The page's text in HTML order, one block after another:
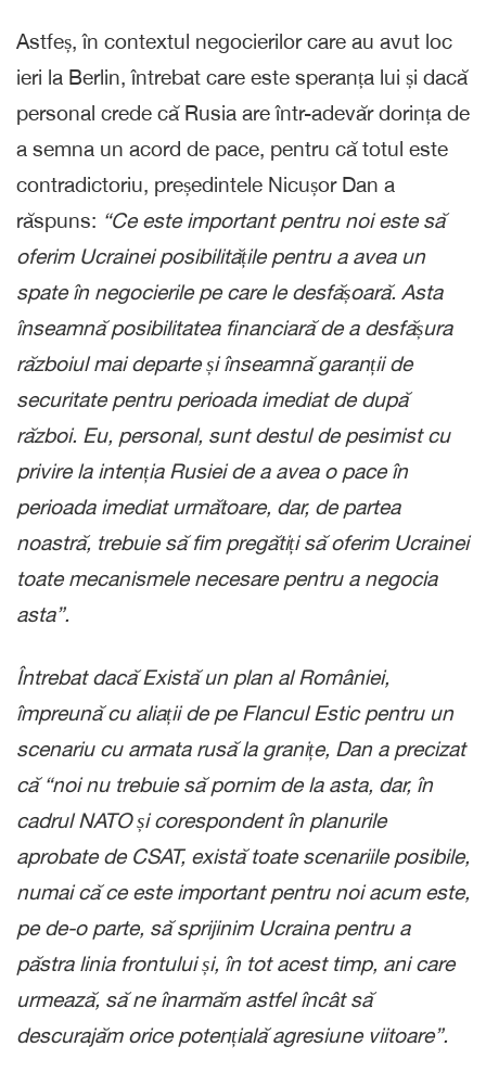
Astfeș, în contextul negocierilor care au avut loc
ieri la Berlin, întrebat care este speranța lui și dacă
personal crede că Rusia are într-adevăr dorința de
a semna un acord de pace, pentru că totul este
contradictoriu, președintele Nicușor Dan a
răspuns: “Ce este important pentru noi este să
oferim Ucrainei posibilitățile pentru a avea un
spate în negocierile pe care le desfășoară. Asta
înseamnă posibilitatea financiară de a desfășura
războiul mai departe și înseamnă garanții de
securitate pentru perioada imediat de după
război. Eu, personal, sunt destul de pesimist cu
privire la intenția Rusiei de a avea o pace în
perioada imediat următoare, dar, de partea
noastră, trebuie să fim pregătiți să oferim Ucrainei
toate mecanismele necesare pentru a negocia
asta”.
Întrebat dacă Există un plan al României,
împreună cu aliații de pe Flancul Estic pentru un
scenariu cu armata rusă la granițe, Dan a precizat
că “noi nu trebuie să pornim de la asta, dar, în
cadrul NATO și corespondent în planurile
aprobate de CSAT, există toate scenariile posibile,
numai că ce este important pentru noi acum este,
pe de-o parte, să sprijinim Ucraina pentru a
păstra linia frontului și, în tot acest timp, ani care
urmează, să ne înarmăm astfel încât să
descurajăm orice potențială agresiune viitoare”.